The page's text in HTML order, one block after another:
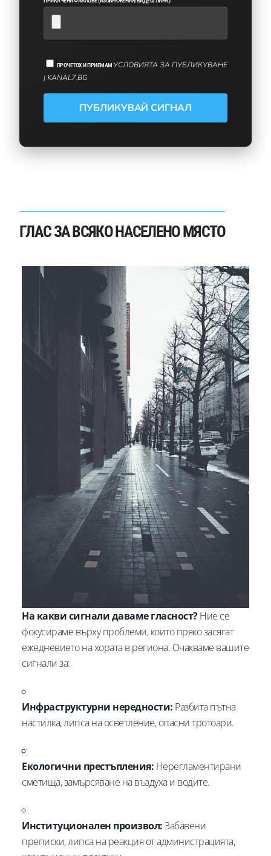
ПРОЧЕТОХ И ПРИЕМАМ УСЛОВИЯТА ЗА ПУБЛИКУВАНЕ
| KANAL7.BG
ГЛАС ЗА ВСЯКО НАСЕЛЕНО МЯСТО
На какви сигнали даваме гласност?Ние се
фокусираме върху проблеми, които пряко засягат
ежедневието на хората в региона. Очакваме вашите
сигнали за:
Инфраструктурни нередности: Разбита пътна
настилка, липса на осветление, опасни тротоари.
Екологични престъпления: Нерегламентирани
сметища, замърсяване на въздуха и водите.
Институционален произвол:Забавени
преписки, липса на реакция от администрацията,